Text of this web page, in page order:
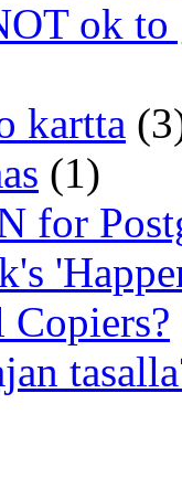
ok to
kartta
(1)
for